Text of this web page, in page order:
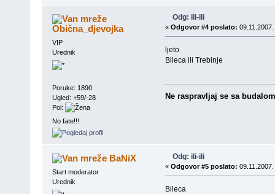
Obična_djevojka
VIP
Urednik
Poruke: 1890
Ugled: +59/-28
Pol:
No fate!!!
Odg: ili-ili
« Odgovor #4 poslato:
ljeto
Bileca ili Trebinje
Ne raspravljaj se sa
BaNiX
Start moderator
Urednik
Odg: ili-ili
« Odgovor #5 poslato:
Bileca